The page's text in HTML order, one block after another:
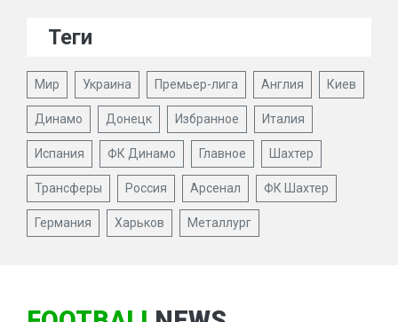
Теги
Мир Украина Премьер-лига Англия Киев
Динамо Донецк Избранное Италия
Испания ФК Динамо Главное Шахтер
Трансферы Россия Арсенал ФК Шахтер
Германия Харьков Металлург